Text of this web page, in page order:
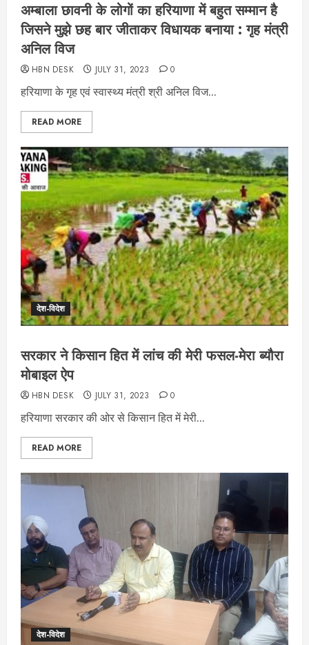
अम्बाला छावनी के लोगों का हरियाणा में बहुत सम्मान है
जिसने मुझे छह बार जीताकर विधायक बनाया : गृह मंत्री
अनिल विज
HBN DESK JULY 31, 2023 0
हरियाणा के गृह एवं स्वास्थ्य मंत्री श्री अनिल विज...
READ MORE
देश-विदेश
सरकार ने किसान हित में लांच की मेरी फसल-मेरा ब्यौरा
मोबाइल ऐप
HBN DESK JULY 31, 2023 0
हरियाणा सरकार की ओर से किसान हित में मेरी...
READ MORE
देश-विदेश